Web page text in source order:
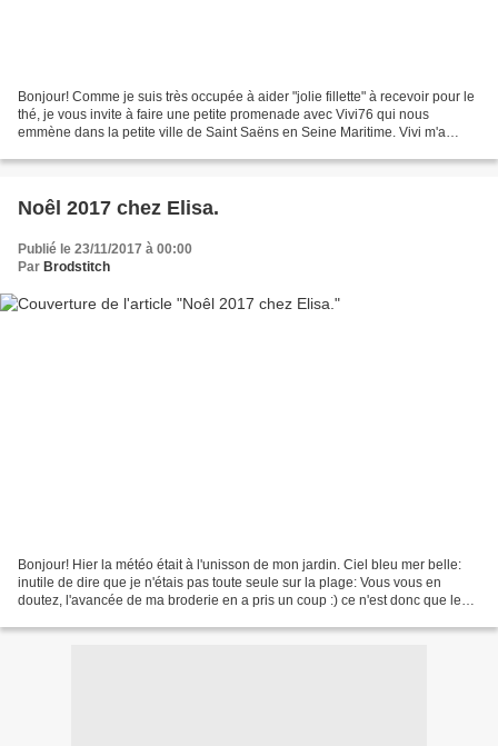
Bonjour! Comme je suis très occupée à aider "jolie fillette" à recevoir pour le
thé, je vous invite à faire une petite promenade avec Vivi76 qui nous
emmène dans la petite ville de Saint Saëns en Seine Maritime. Vivi m'a
Noêl 2017 chez Elisa.
Publié le 23/11/2017 à 00:00
Par Brodstitch
Bonjour! Hier la météo était à l'unisson de mon jardin. Ciel bleu mer belle:
inutile de dire que je n'étais pas toute seule sur la plage: Vous vous en
doutez, l'avancée de ma broderie en a pris un coup :) ce n'est donc que le